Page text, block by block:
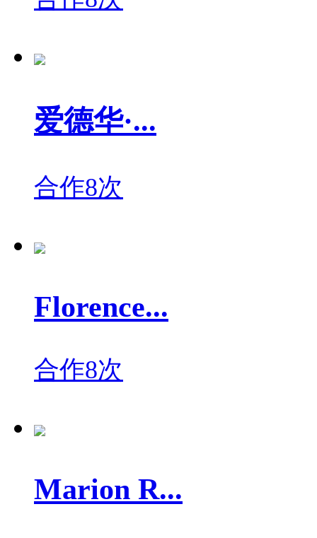
爱德华·...
合作8次
Florence...
合作8次
Marion R...